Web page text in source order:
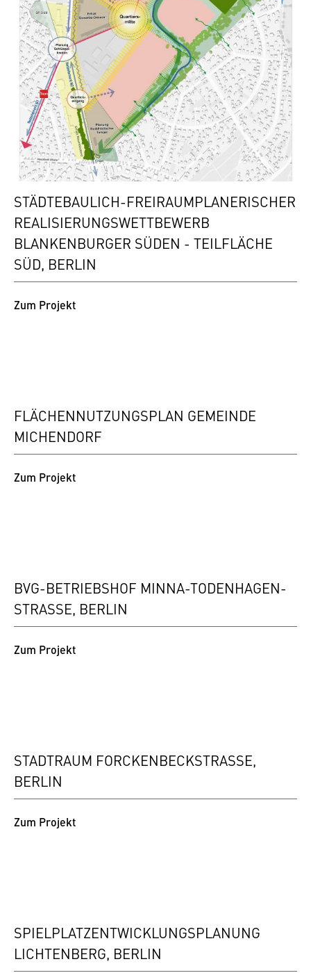
STÄDTEBAULICH-FREIRAUMPLANERISCHER
REALISIERUNGSWETTBEWERB
BLANKENBURGER SÜDEN - TEILFLÄCHE
SÜD, BERLIN
Zum Projekt
FLÄCHENNUTZUNGSPLAN GEMEINDE
MICHENDORF
Zum Projekt
BVG-BETRIEBSHOF MINNA-TODENHAGEN-
STRASSE, BERLIN
Zum Projekt
STADTRAUM FORCKENBECKSTRASSE, B
ERLIN
Zum Projekt
SPIELPLATZENTWICKLUNGSPLANUNG
LICHTENBERG, BERLIN